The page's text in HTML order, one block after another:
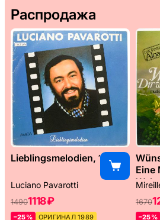
Распродажа
Lieblingsmelodien, 1989
Luciano Pavarotti
14901118 ₽
–25%
ОРИГИНАЛ 1989
Eine
1670
–25%